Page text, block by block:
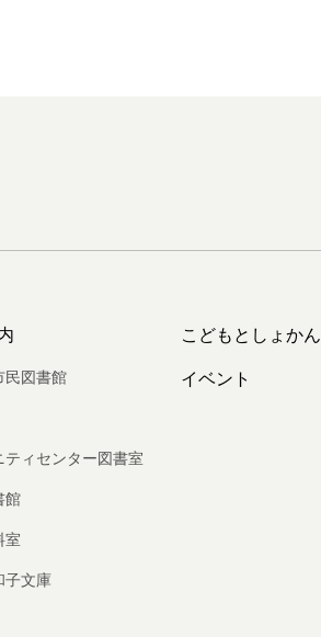
民図書館
ティセンター図書室
館
室
子文庫
こどもとしょかん
イベント